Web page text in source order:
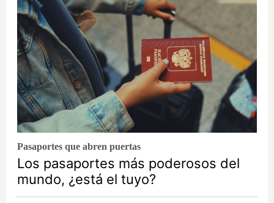
Pasaportes que abren puertas
Los pasaportes más poderosos del
mundo, ¿está el tuyo?